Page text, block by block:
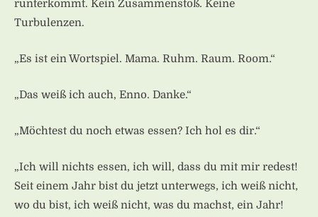
runterkommt. Kein Zusammenstoß. Keine
Turbulenzen.
„Es ist ein Wortspiel. Mama. Ruhm. Raum. Room.“
„Das weiß ich auch, Enno. Danke.“
„Möchtest du noch etwas essen? Ich hol es dir.“
„Ich will nichts essen, ich will, dass du mit mir redest!
Seit einem Jahr bist du jetzt unterwegs, ich weiß nicht,
wo du bist, ich weiß nicht, was du machst, ein Jahr!